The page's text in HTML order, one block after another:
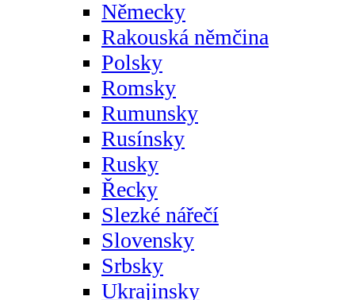
Německy
Rakouská němčina
Polsky
Romsky
Rumunsky
Rusínsky
Rusky
Řecky
Slezké nářečí
Slovensky
Srbsky
Ukrajinsky